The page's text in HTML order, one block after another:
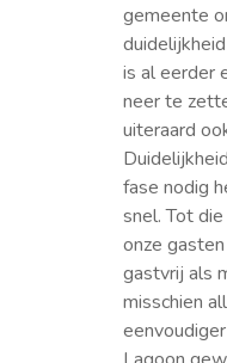
gemeente
is al eerder
neer te
uiteraard
fase nodig
snel. Tot
onze
gastvrij als
misschien